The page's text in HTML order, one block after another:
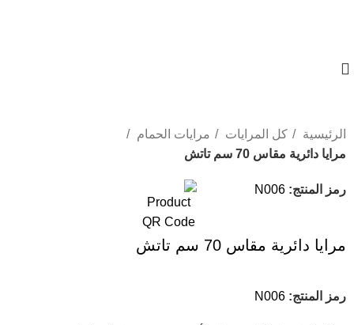
الرئيسية كل المرايات
مرايات الحمام
مرايا دائرية مقاس 70 سم تاتش
رمز المنتج:N006 -15%
مرايا دائرية مقاس 70 سم تاتش
رمز المنتج:N006